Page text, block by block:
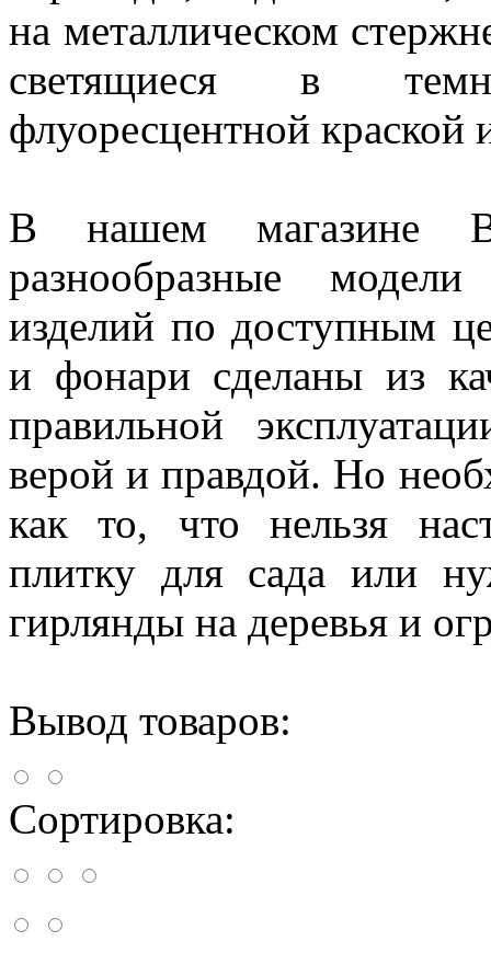
на металлическом
светящиеся в
флуоресцентной краской
В нашем магазине
разнообразные
изделий по доступным
и фонари сделаны из
правильной
верой и правдой. Но
как то, что нельзя
плитку для сада или
гирлянды на деревья и
Вывод товаров:
Сортировка: